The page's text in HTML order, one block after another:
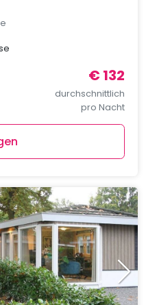
€ 132
durchschnittlich
pro Nacht